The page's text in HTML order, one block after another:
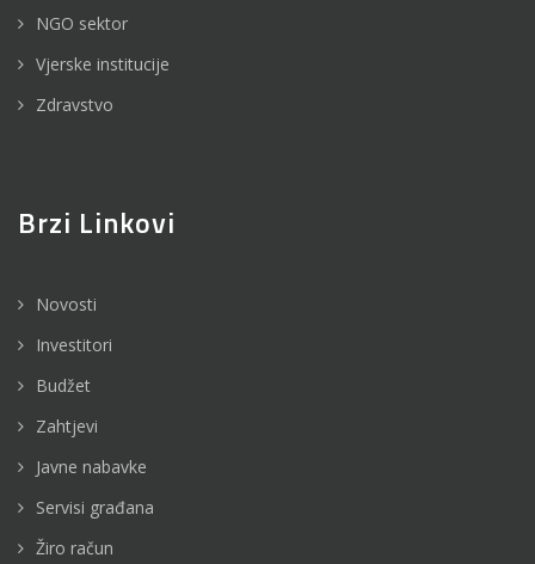
NGO sektor
Vjerske institucije
Zdravstvo
Brzi Linkovi
Novosti
Investitori
Budžet
Zahtjevi
Javne nabavke
Servisi građana
Žiro račun